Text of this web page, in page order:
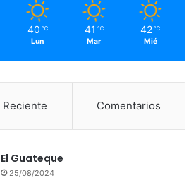
40 ℃
Lun
41 ℃
Mar
42 ℃
Mié
Reciente Comentarios
El Guateque
25/08/2024